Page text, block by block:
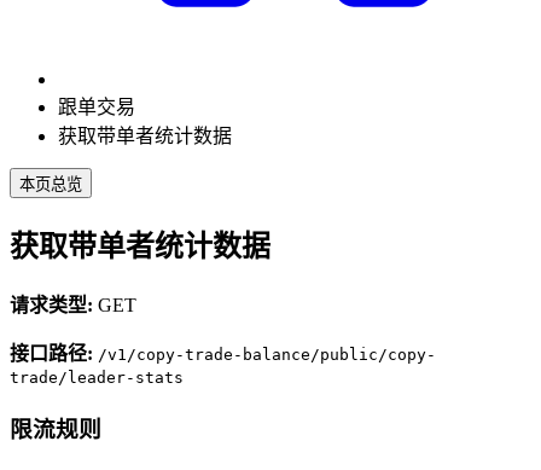
跟单交易
获取带单者统计数据
本页总览
获取带单者统计数据
请求类型: GET
接口路径: /v1/copy-trade-balance/public/copy-
trade/leader-stats
限流规则